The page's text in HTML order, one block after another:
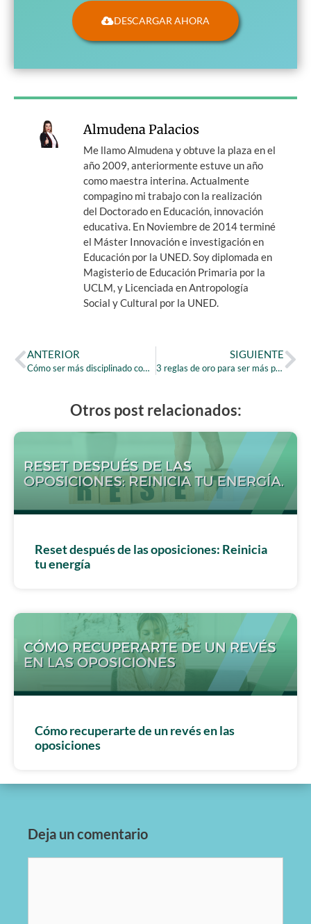
DESCARGAR AHORA
Almudena Palacios
Me llamo Almudena y obtuve la plaza en el
año 2009, anteriormente estuve un año
como maestra interina. Actualmente
compagino mi trabajo con la realización
del Doctorado en Educación, innovación
educativa. En Noviembre de 2014 terminé
el Máster Innovación e investigación en
Educación por la UNED. Soy diplomada en
Magisterio de Educación Primaria por la
UCLM, y Licenciada en Antropología
Social y Cultural por la UNED.
ANTERIOR
Cómo ser más disciplinado como opositor y vencer la pereza
SIGUIENTE
3 reglas de oro para ser más productivo en tu oposición
Otros post relacionados:
Reset después de las oposiciones: Reinicia
tu energía
Cómo recuperarte de un revés en las
oposiciones
Deja un comentario